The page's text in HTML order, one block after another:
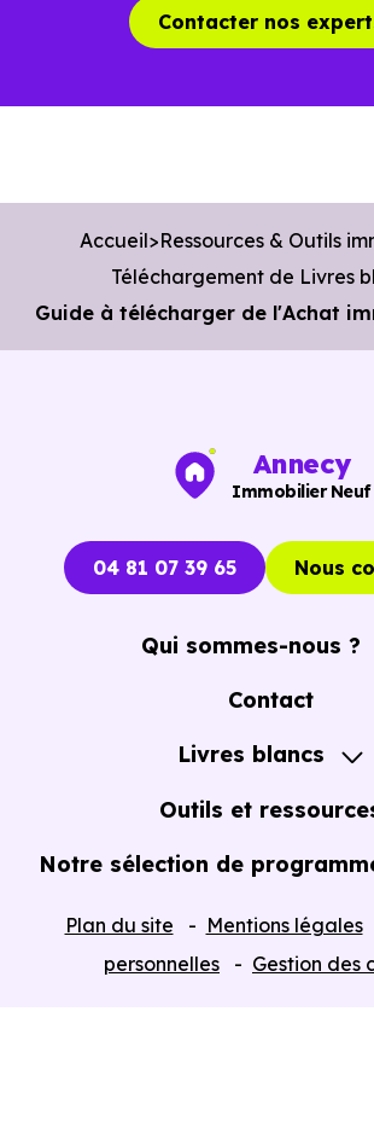
Contacter nos
Accueil Ressources & Outils
Téléchargement de Livres
Guide à télécharger de l'Achat
Annecy
Immobilier Neuf
04 81 07 39 65 Nous
Qui sommes-nous ?
A propos
Contact
Livres blancs
Guide de l'Achat immobilier neuf
Outils et
Notre sélection de
Plan du site Mentions légales
personnelles
Gestion des